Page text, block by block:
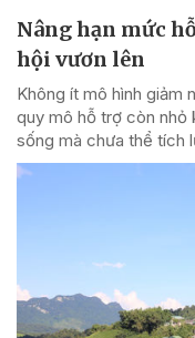
Nâng hạn mức
hội vươn lên
Không ít mô hình giảm
quy mô hỗ trợ còn nhỏ
sống mà chưa thể tích